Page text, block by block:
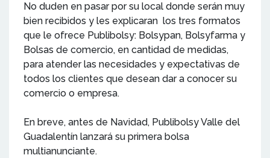
No duden en pasar por su local donde serán muy
bien recibidos y les explicaran los tres formatos
que le ofrece Publibolsy: Bolsypan, Bolsyfarma y
Bolsas de comercio, en cantidad de medidas,
para atender las necesidades y expectativas de
todos los clientes que desean dar a conocer su
comercio o empresa.
En breve, antes de Navidad, Publibolsy Valle del
Guadalentín lanzará su primera bolsa
multianunciante.